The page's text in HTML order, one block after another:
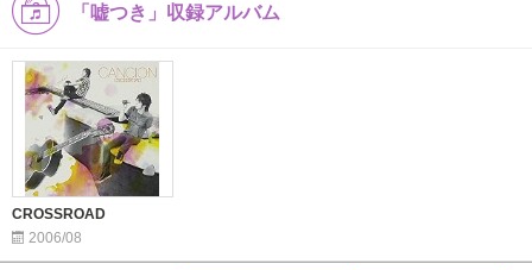
「嘘つき」収録アルバム
CROSSROAD
2006/08